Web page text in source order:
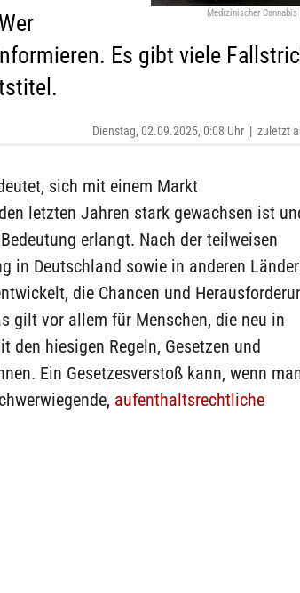
Medizinischer
Es gibt viele
Dienstag, 02.09.2025, 0:08 Uhr | zuletzt
sich mit einem Markt
letzten Jahren stark gewachsen ist
erlangt. Nach der teilweisen
in Deutschland sowie in anderen
die Chancen und
gilt vor allem für Menschen, die neu in
den hiesigen Regeln, Gesetzen und
Ein Gesetzesverstoß kann, wenn
aufenthaltsrechtliche